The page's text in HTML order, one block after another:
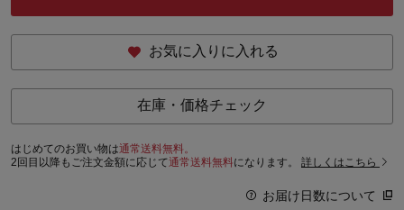
お気に入りに入れる
在庫・価格チェック
はじめてのお買い物は通常送料無料。
2回目以降もご注文金額に応じて通常送料無料になります。 詳しくはこちら
お届け日数について